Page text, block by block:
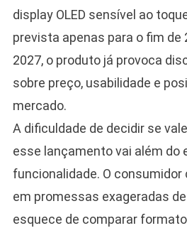
display OLED sensível ao
prevista apenas para o fim de
2027, o produto já provoca
sobre preço, usabilidade e
mercado.
A dificuldade de decidir se
esse lançamento vai além do
funcionalidade. O
em promessas exageradas
esquece de comparar